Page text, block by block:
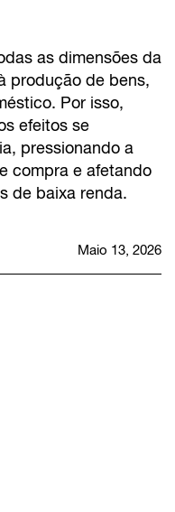
as dimensões da
produção de bens,
Por isso,
efeitos se
pressionando a
compra e afetando
de baixa renda.
Maio 13, 2026